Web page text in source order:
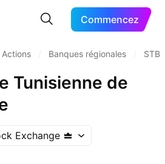
Commencez
Actions Banques régionales STB
Tunisienne de
Exchange